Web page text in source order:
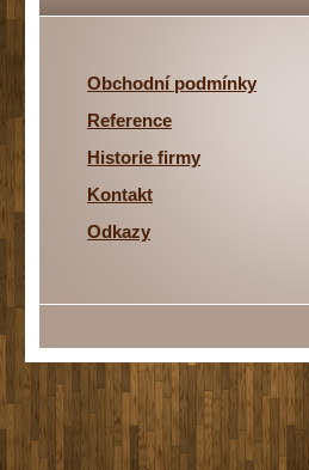
Obchodní podmínky
Reference
Historie firmy
Kontakt
Odkazy